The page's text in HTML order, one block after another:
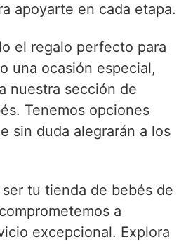
apoyarte en cada etapa.
el regalo perfecto para
una ocasión especial,
nuestra sección de
Tenemos opciones
sin duda alegrarán a los
tu tienda de bebés de
a
excepcional. Explora